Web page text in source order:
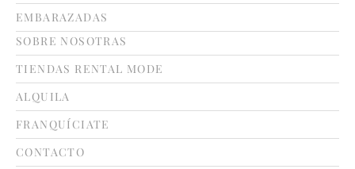
EMBARAZADAS
SOBRE NOSOTRAS
TIENDAS RENTAL MODE
ALQUILA
FRANQUÍCIATE
CONTACTO